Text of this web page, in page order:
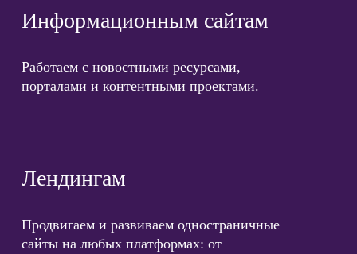
Информационным сайтам
Работаем с новостными ресурсами,
порталами и контентными проектами.
Лендингам
Продвигаем и развиваем одностраничные
сайты на любых платформах: от